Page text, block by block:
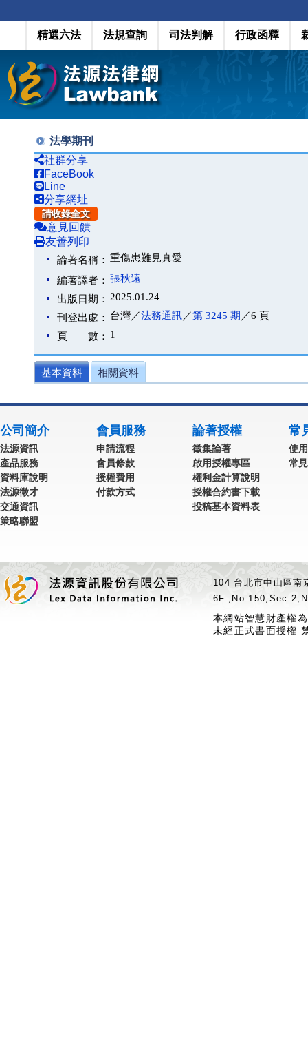
精選六法 法規查詢 司法判解 行政函釋
法學期刊
社群分享
FaceBook
Line
分享網址
請收錄全文
意見回饋
友善列印
論著名稱： 重傷患難見真愛
編著譯者： 張秋遠
出版日期： 2025.01.24
刊登出處： 台灣／法務通訊／第 3245 期 ／6 頁
頁 數： 1
基本資料 相關資料
公司簡介
法源資訊
產品服務
資料庫說明
法源徵才
交通資訊
策略聯盟
會員服務
申請流程
會員條款
授權費用
付款方式
論著授權
徵集論著
啟用授權專區
權利金計算說明
授權合約書下載
投稿基本資料表
常
使
常
104 台北市中山區
本網站智慧財產權
未經正式書面授權